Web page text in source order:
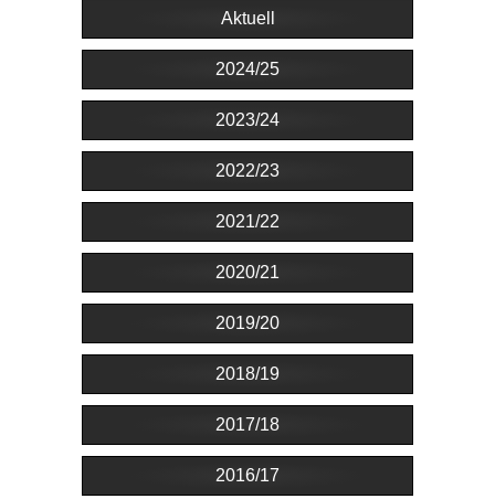
Aktuell
2024/25
2023/24
2022/23
2021/22
2020/21
2019/20
2018/19
2017/18
2016/17